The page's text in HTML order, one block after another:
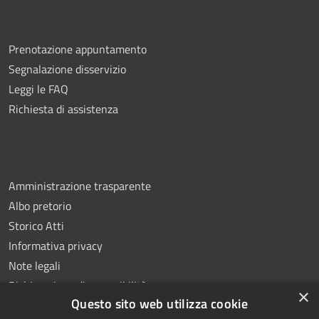
Prenotazione appuntamento
Segnalazione disservizio
Leggi le FAQ
Richiesta di assistenza
Amministrazione trasparente
Albo pretorio
Storico Atti
Informativa privacy
Note legali
Dichiarazione di accessibilità
×
Questo sito web utilizza cookie